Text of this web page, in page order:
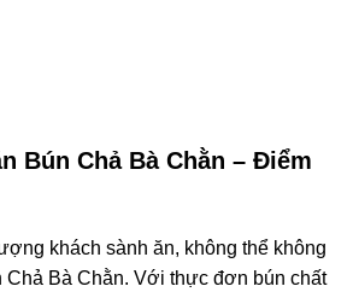
Bún Chả Bà Chằn – Điểm
khách sành ăn, không thể không
Chả Bà Chằn. Với thực đơn bún chất